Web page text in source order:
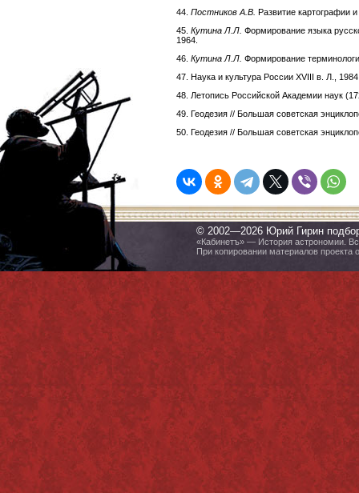
44. Постников А.В. Развитие картографии
45. Кутина Л.Л. Формирование языка
1964.
46. Кутина Л.Л. Формирование
47. Наука и культура России XVIII в. Л.,
48. Летопись Российской Академии наук
49. Геодезия // Большая советская
50. Геодезия // Большая советская
© 2002—2026 Юрий Гирин
«Кабинетъ» — История астрономии.
При копировании материалов проекта